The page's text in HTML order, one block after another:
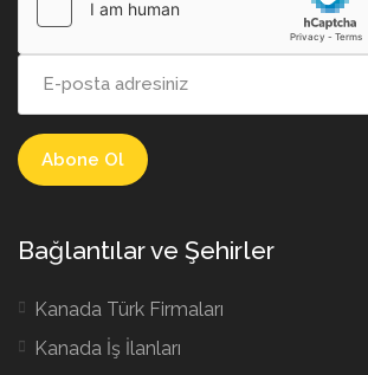
Bağlantılar ve Şehirler
Kanada Türk Firmaları
Kanada İş İlanları